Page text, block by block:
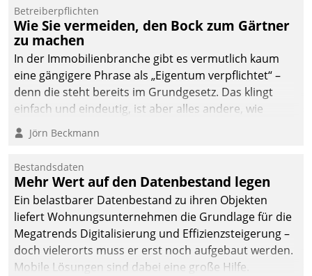
Datatrain ermöglicht
automatisiert ausgelöste,
zielgerichtete
Mieterbefragungen – eine
starke Grundlage für
intelligente,
Entscheidungen.
Betreiberpflichten
Wie Sie vermeiden, den Bock zum Gärtner
zu machen
In der Immobilienbranche gibt es vermutlich kaum
eine gängigere Phrase als „Eigentum verpflichtet“ –
denn die steht bereits im Grundgesetz. Das klingt
einfach und eindeutig, ist aber alles andere, wie
Branchenbeschäftigte wissen. Denn mit der
Verantwortung folgen Verpflichtungen.
Jörn Beckmann
Bestandsdaten
Mehr Wert auf den Datenbestand legen
Ein belastbarer Datenbestand zu ihren Objekten
liefert Wohnungsunternehmen die Grundlage für die
Megatrends Digitalisierung und Effizienzsteigerung –
doch vielerorts muss er erst noch aufgebaut werden.
Mobile Lösungen sind dabei eine große Hilfe.